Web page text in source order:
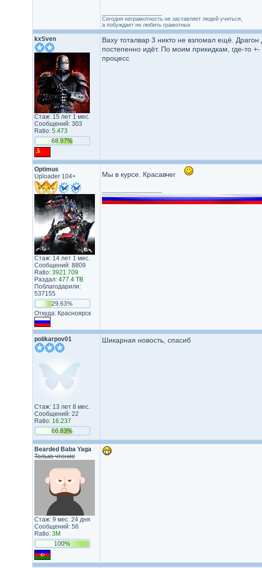
Сегодня неграмотность не заставляет людей учиться,
а побуждает не любить грамотных
kxSven
Стаж: 15 лет 1 мес.
Сообщений: 303
Ratio: 5.473
68.97%
Ваху тоталвар 3 никто не взломал ещё.
постепенно идёт. По моим прикидкам, где-то
процесс
Optimus
Uploader 104+
Стаж: 14 лет 1 мес.
Сообщений: 8809
Ratio: 3921.709
Раздал: 477.4 TB
Поблагодарили:
537155
29.63%
Откуда: Красноярск
Мы в курсе. Красавчег
polikarpov01
Стаж: 13 лет 8 мес.
Сообщений: 22
Ratio: 16.237
66.83%
Шикарная новость, спасиб
Bearded Baba Yaga
Только чтение
Стаж: 9 мес. 24 дня
Сообщений: 56
Ratio: 3M
100%